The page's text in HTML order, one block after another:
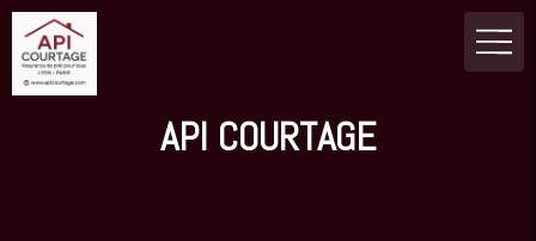
API COURTAGE